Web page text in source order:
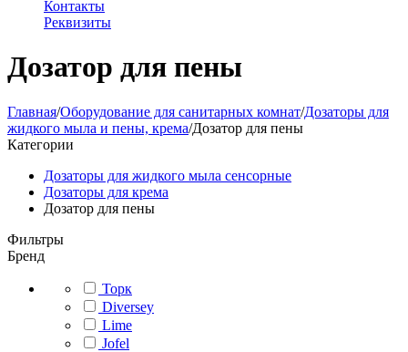
Контакты
Реквизиты
Дозатор для пены
Главная/Оборудование для санитарных комнат/Дозаторы для
жидкого мыла и пены, крема/Дозатор для пены
Категории
Дозаторы для жидкого мыла сенсорные
Дозаторы для крема
Дозатор для пены
Фильтры
Бренд
Торк
Diversey
Lime
Jofel